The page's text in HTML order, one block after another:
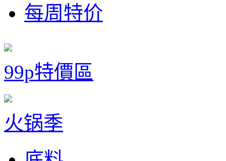
每周特价
99p特價區
火锅季